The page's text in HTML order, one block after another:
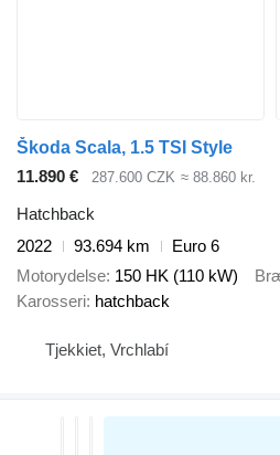
Škoda Scala, 1.5 TSI Style
11.890 €
287.600 CZK ≈ 88.860 kr.
Hatchback
2022
93.694 km
Euro 6
Motorydelse 150 HK (110 kW)
Karosseri hatchback
Tjekkiet, Vrchlabí